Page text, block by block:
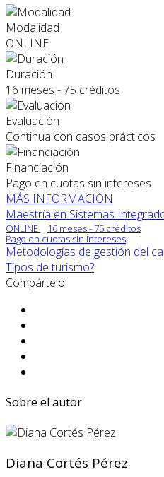
Modalidad
ONLINE
Duración
16 meses - 75 créditos
Evaluación
Continua con casos prácticos
Financiación
Pago en cuotas sin intereses
MÁS INFORMACIÓN
Maestría en Sistemas
ONLINE
16 meses - 75 créditos
Pago en cuotas sin intereses
Metodologías de gestión del
Tipos de turismo?️
Compártelo
Sobre el autor
Diana Cortés Pérez